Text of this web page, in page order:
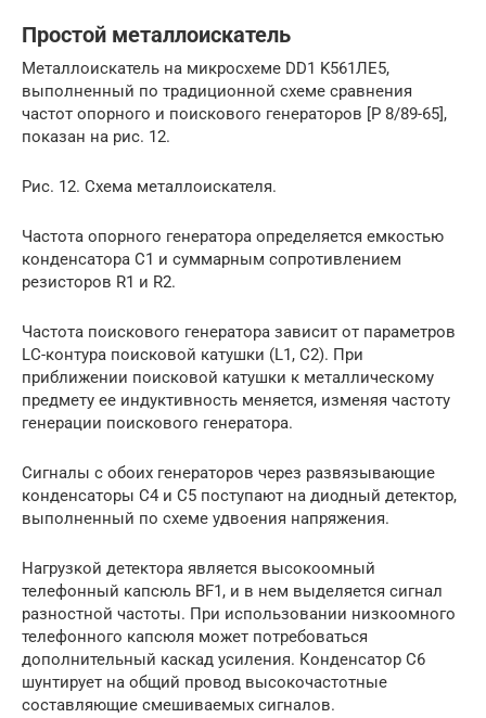
Простой металлоискатель
Металлоискатель на микросхеме DD1 K561ЛE5,
выполненный по традиционной схеме сравнения
частот опорного и поискового генераторов [Р 8/89-65],
показан на рис. 12.
Рис. 12. Схема металлоискателя.
Частота опорного генератора определяется емкостью
конденсатора С1 и суммарным сопротивлением
резисторов R1 и R2.
Частота поискового генератора зависит от параметров
LC-контура поисковой катушки (L1, С2). При
приближении поисковой катушки к металлическому
предмету ее индуктивность меняется, изменяя частоту
генерации поискового генератора.
Сигналы с обоих генераторов через развязывающие
конденсаторы С4 и С5 поступают на диодный детектор,
выполненный по схеме удвоения напряжения.
Нагрузкой детектора является высокоомный
телефонный капсюль BF1, и в нем выделяется сигнал
разностной частоты. При использовании низкоомного
телефонного капсюля может потребоваться
дополнительный каскад усиления. Конденсатор С6
шунтирует на общий провод высокочастотные
составляющие смешиваемых сигналов.